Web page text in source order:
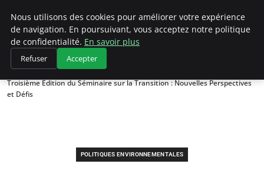
Climategatecountryclub.com
Accueil
Politiques environnementales
Troisième Édition du Séminaire sur la Transition : Nouvelles Perspectives
et Défis
POLITIQUES ENVIRONNEMENTALES
Nous utilisons des cookies pour améliorer votre expérience
de navigation. En poursuivant, vous acceptez notre politique
de confidentialité. En savoir plus
Refuser Accepter